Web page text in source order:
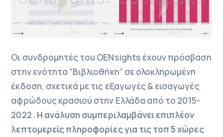
Οι συνδρομητές του OENsights έχουν πρόσβαση
στην ενότητα “Βιβλιοθήκη” σε ολοκληρωμένη
έκδοση, σχετικά με τις εξαγωγές & εισαγωγές
αφρώδους κρασιού στην Ελλάδα από το 2015-
2022 . Η ανάλυση συμπεριλαμβάνει επιπλέον
λεπτομερείς πληροφορίες για τις τοπ 5 χώρες